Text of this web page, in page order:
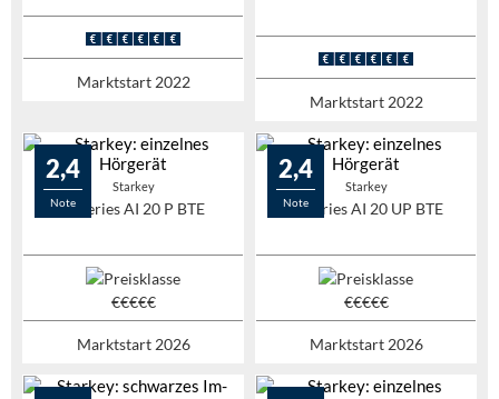
Marktstart 2022
Marktstart 2022
2,4
Note
Starkey
G-Series AI 20 P BTE
Marktstart 2026
2,4
Note
Starkey
G-Series AI 20 UP BTE
Marktstart 2026